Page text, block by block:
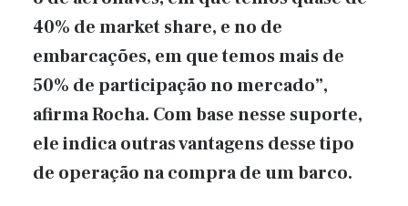
40% de market share, e no de
embarcações, em que temos mais de
50% de participação no mercado”,
afirma Rocha. Com base nesse suporte,
ele indica outras vantagens desse tipo
de operação na compra de um barco.